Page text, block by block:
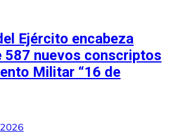
Ejército encabeza
587 nuevos conscriptos
Militar “16 de